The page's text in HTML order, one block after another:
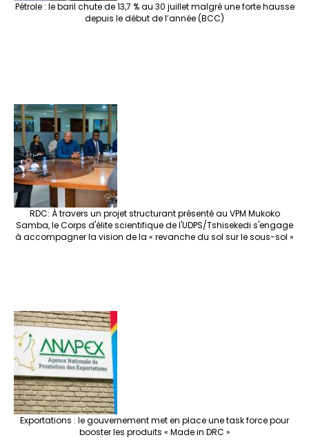
Pétrole : le baril chute de 13,7 % au 30 juillet malgré une forte hausse
depuis le début de l’année (BCC)
RDC: À travers un projet structurant présenté au VPM Mukoko
Samba, le Corps d'élite scientifique de l'UDPS/Tshisekedi s'engage
à accompagner la vision de la « revanche du sol sur le sous-sol »
Exportations : le gouvernement met en place une task force pour
booster les produits « Made in DRC »